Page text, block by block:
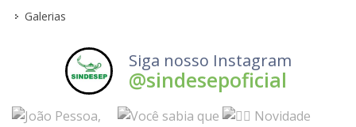
Galerias
Siga nosso Instagram
@sindesepoficial